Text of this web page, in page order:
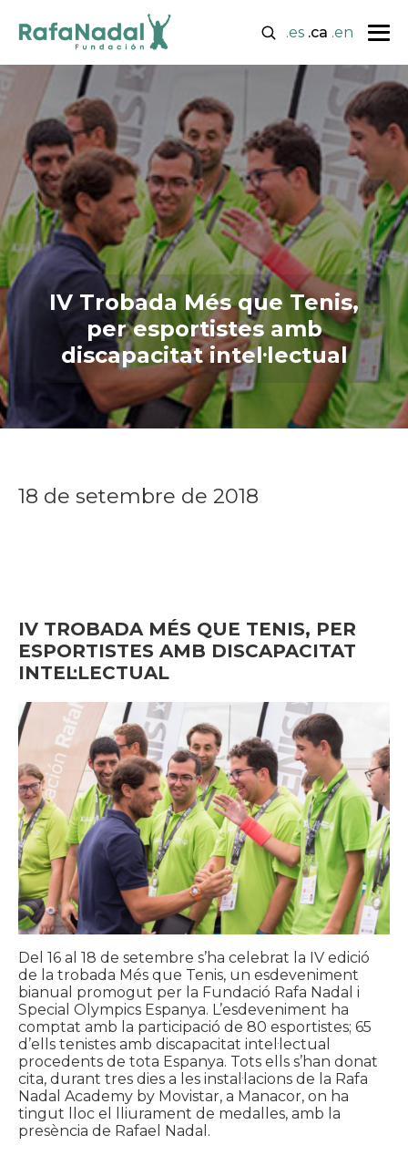
.es .ca .en
IV Trobada Més que Tenis,
per esportistes amb
discapacitat intel·lectual
18 de setembre de 2018
IV TROBADA MÉS QUE TENIS, PER
ESPORTISTES AMB DISCAPACITAT
INTEL·LECTUAL
Del 16 al 18 de setembre s’ha celebrat la IV edició
de la trobada Més que Tenis, un esdeveniment
bianual promogut per la Fundació Rafa Nadal i
Special Olympics Espanya. L’esdeveniment ha
comptat amb la participació de 80 esportistes; 65
d’ells tenistes amb discapacitat intel·lectual
procedents de tota Espanya. Tots ells s’han donat
cita, durant tres dies a les instal·lacions de la Rafa
Nadal Academy by Movistar, a Manacor, on ha
tingut lloc el lliurament de medalles, amb la
presència de Rafael Nadal.